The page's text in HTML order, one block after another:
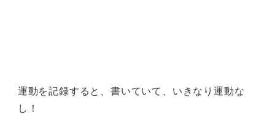
運動を記録すると、書いていて、いきなり運動な
し！